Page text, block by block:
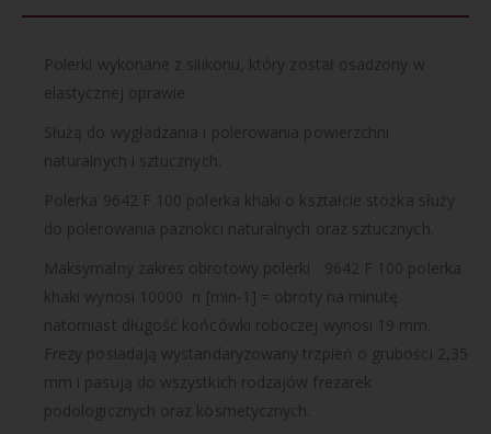
Polerki wykonane z silikonu, który został osadzony w
elastycznej oprawie.
Służą do wygładzania i polerowania powierzchni
naturalnych i sztucznych.
Polerka 9642 F 100 polerka khaki o kształcie stożka służy
do polerowania paznokci naturalnych oraz sztucznych.
Maksymalny zakres obrotowy polerki 9642 F 100 polerka
khaki wynosi 10000 n [min-1] = obroty na minutę
natomiast długość końcówki roboczej wynosi 19 mm.
Frezy posiadają wystandaryzowany trzpień o grubości 2,35
mm i pasują do wszystkich rodzajów frezarek
podologicznych oraz kosmetycznych.